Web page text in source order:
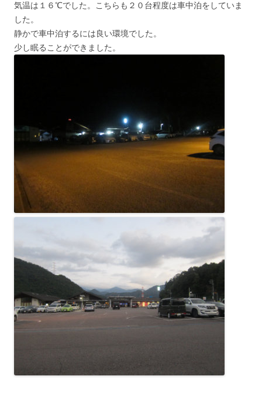
気温は１６℃でした。こちらも２０台程度は車中泊をしていま
した。
静かで車中泊するには良い環境でした。
少し眠ることができました。